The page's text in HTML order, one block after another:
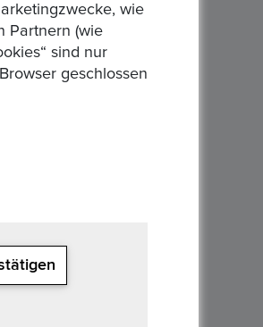
wie
Partnern (wie
sind nur
geschlossen